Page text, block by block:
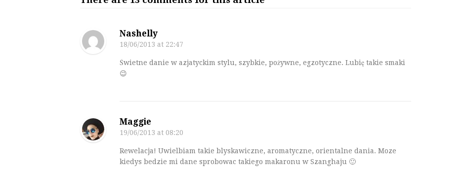
Nashelly
18/06/2013 at 22:47
Świetne danie w azjatyckim stylu, szybkie, pożywne, egzotyczne. Lubię takie smaki
😉
Maggie
19/06/2013 at 08:20
Rewelacja! Uwielbiam takie blyskawiczne, aromatyczne, orientalne dania. Moze
kiedys bedzie mi dane sprobowac takiego makaronu w Szanghaju 🙂